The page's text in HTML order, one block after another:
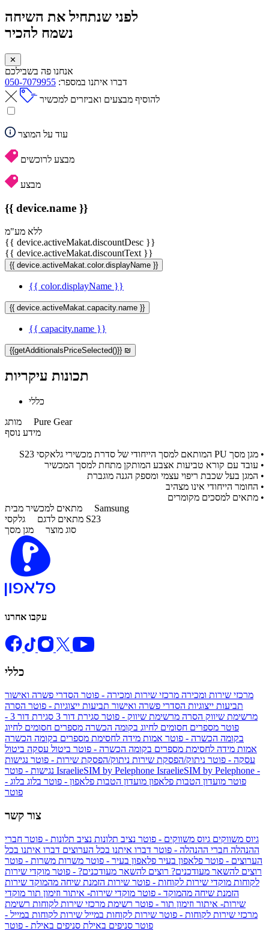
לפני שנתחיל את השיחה
נשמח להכיר
✕
אנחנו פה בשבילכם
דברו איתנו במספר: 050-7079955
להוסיף מבצעים ואביזרים למכשיר
עוד על המוצר
מבצע לרוכשים
מבצע
{{ device.name }}
ללא מע"מ
{{ device.activeMakat.discountDesc }}
{{ device.activeMakat.discountText }}
{{ device.activeMakat.color.displayName }}
{{ color.displayName }}
{{ device.activeMakat.capacity.name }}
{{ capacity.name }}
{{getAdditionalsPriceSelected()}} ₪
תכונות עיקריות
כללי
מותג Pure Gear
מידע נוסף
• מגן מסך PU המותאם למסך הייחודי של סדרת מכשירי גלאקסי S23
• עובד עם קורא טביעות אצבע המותקן מתחת למסך המכשיר
• המגן בעל שכבת ריפוי עצמי ומספק הגנה מוגברת
• החומר הייחודי אינו מצהיב
• מתאים למסכים מקומרים
מתאים למכשיר מבית Samsung
מתאים לדגם גלקסי S23
סוג מוצר מגן מסך
עקבו אחרנו
כללי
מרכזי שירות ומכירה מרכזי שירות ומכירה - פוטר הסדרי פשרה ואישור
תביעות ייצוגיות הסדרי פשרה ואישור תביעות ייצוגיות - פוטר הסרה
מרשימת שיווק הסרה מרשימת שיווק - פוטר סגירת דור 3
סגירת דור 3 -
פוטר מספרים חסומים לחיוג בקומה הכשרה מספרים חסומים לחיוג
בקומה הכשרה - פוטר אמות מידה לחסימת מספרים בקומה הכשרה
אמות מידה לחסימת מספרים בקומה הכשרה - פוטר ביטול עסקה ביטול
עסקה - פוטר ניתוק/הפסקת שירות ניתוק/הפסקת שירות - פוטר נגישות
IsraelieSIM by Pelephone IsraelieSIM by Pelephone -
פוטר מועדון הטבות פלאפון מועדון הטבות פלאפון - פוטר בלוג בלוג -
פוטר
צור קשר
גיוס משווקים גיוס משווקים - פוטר נציב תלונות נציב תלונות - פוטר חברי
ההנהלה חברי ההנהלה - פוטר דברו איתנו בכל הערוצים דברו איתנו בכל
הערוצים - פוטר פלאפון בעיר פלאפון בעיר - פוטר משרות משרות - פוטר
רוצים להשאר מעודכנים? רוצים להשאר מעודכנים? - פוטר מוקדי שירות
לקוחות מוקדי שירות לקוחות - פוטר שירות הזמנת שיחה מהמוקד שירות
הזמנת שיחה מהמוקד - פוטר מוקדי שירות- איתור וזימון תור מוקדי
שירות- איתור וזימון תור - פוטר רשימת מרכזי שירות לקוחות רשימת
מרכזי שירות לקוחות - פוטר שירות לקוחות במייל שירות לקוחות במייל -
פוטר סניפים באילת סניפים באילת - פוטר